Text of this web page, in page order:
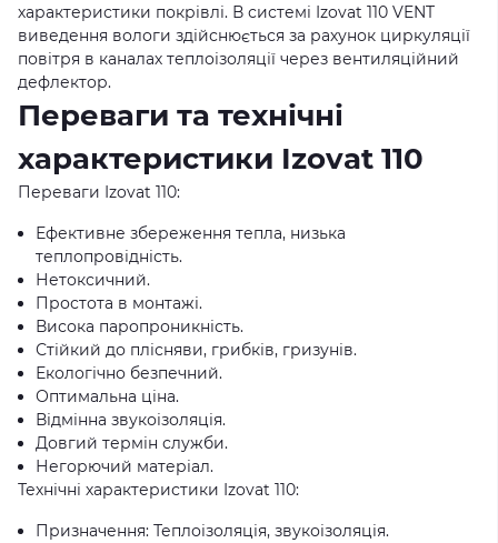
характеристики покрівлі. В системі Izovat 110 VENT
виведення вологи здійснюється за рахунок циркуляції
повітря в каналах теплоізоляції через вентиляційний
дефлектор.
Переваги та технічні
характеристики Izovat 110
Переваги Izovat 110:
Ефективне збереження тепла, низька
теплопровідність.
Нетоксичний.
Простота в монтажі.
Висока паропроникність.
Стійкий до плісняви, грибків, гризунів.
Екологічно безпечний.
Оптимальна ціна.
Відмінна звукоізоляція.
Довгий термін служби.
Негорючий матеріал.
Технічні характеристики Izovat 110:
Призначення: Теплоізоляція, звукоізоляція.